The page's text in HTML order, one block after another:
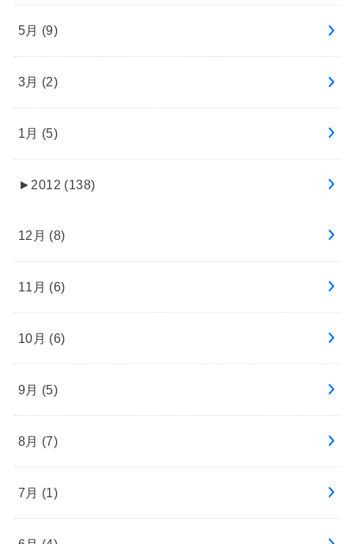
5月 (9)
3月 (2)
1月 (5)
► 2012 (138)
12月 (8)
11月 (6)
10月 (6)
9月 (5)
8月 (7)
7月 (1)